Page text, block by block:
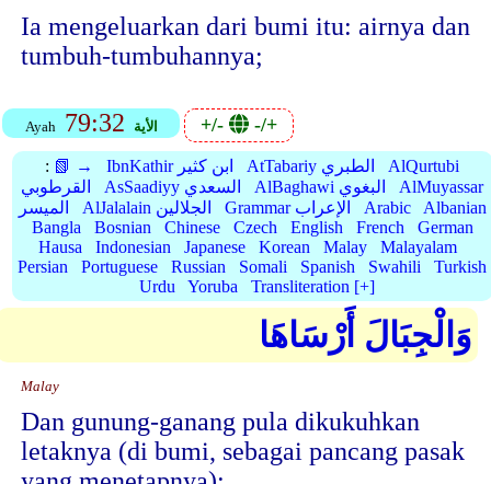
Ia mengeluarkan dari bumi itu: airnya dan
tumbuh-tumbuhannya;
Ayah 79:32 الأية +/- -/+
: 📗 → IbnKathir ابن كثير AtTabariy الطبري
AlQurtubi
القرطوبي
AsSaadiyy السعدي AlBaghawi البغوي
AlMuyassar
الميسر
AlJalalain الجلالين Grammar الإعراب Arabic
Albanian
Bangla
Bosnian Chinese Czech English French
German
Hausa
Indonesian Japanese Korean Malay
Malayalam
Persian
Portuguese Russian Somali Spanish Swahili
Turkish
Urdu
Yoruba Transliteration [+]
وَالْجِبَالَ أَرْسَاهَا
Malay
Dan gunung-ganang pula dikukuhkan
letaknya (di bumi, sebagai pancang pasak